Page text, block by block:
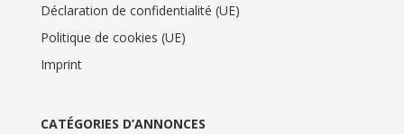
Déclaration de confidentialité (UE)
Politique de cookies (UE)
Imprint
CATÉGORIES D’ANNONCES